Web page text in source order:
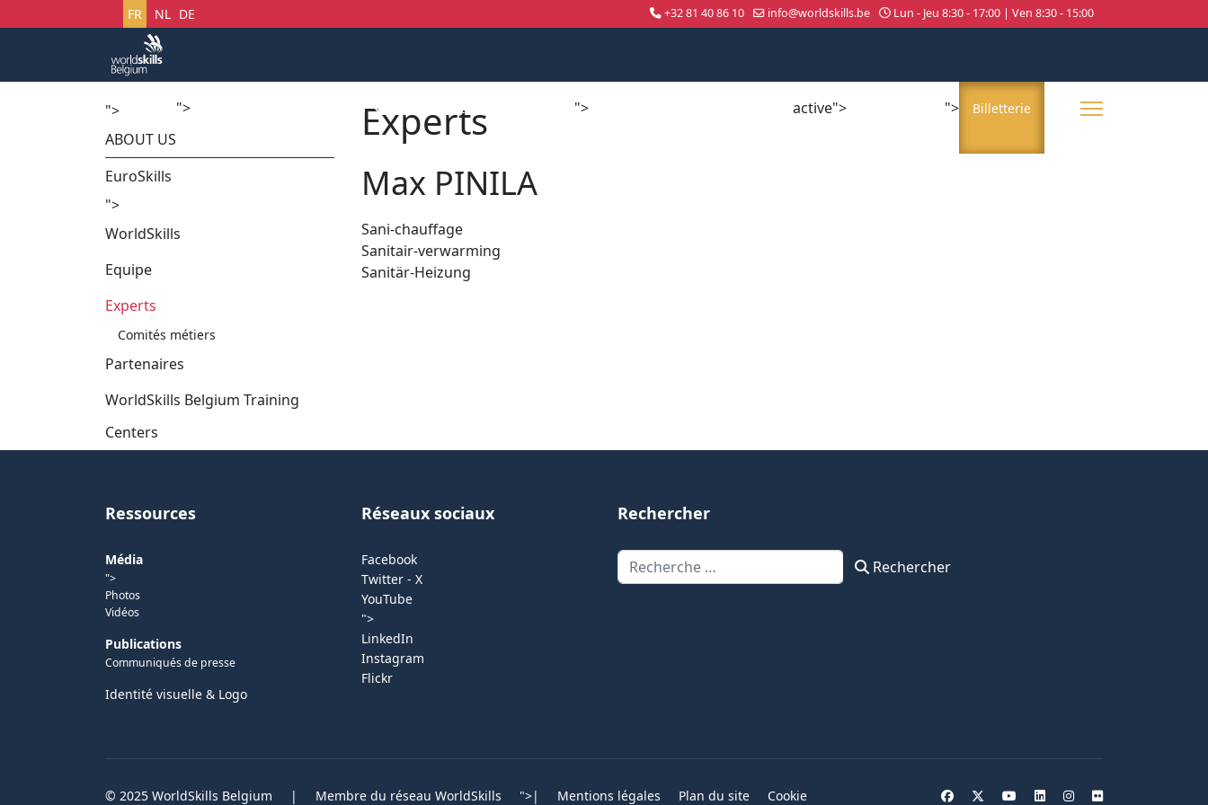
Sélectionnez votre langue
FR NL DE +32 81 40 86 10 info@worldskills.be Lun - Jeu 8:30 - 17:00 | Ven 8:30 - 15:00
"> Startech's Days Compétition nationale "> active"> "> Billetterie
">
ABOUT US
EuroSkills
">
WorldSkills
Equipe
Experts
Comités métiers
Partenaires
WorldSkills Belgium Training
Centers
Experts
Max PINILA
Sani-chauffage
Sanitair-verwarming
Sanitär-Heizung
Ressources
Média
">
Photos
Vidéos
Publications
Communiqués de presse
Identité visuelle & Logo
Réseaux sociaux
Facebook
Twitter - X
YouTube
">
LinkedIn
Instagram
Flickr
Rechercher
Rechercher Rechercher
© 2025 WorldSkills Belgium | Membre du réseau WorldSkills ">| Mentions légales Plan du site Cookie